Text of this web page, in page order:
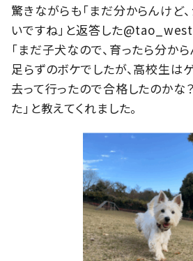
驚きながらも「まだ分からんけど
いですね」と返答した
「まだ子犬なので、育ったら分か
足らずのボケでしたが、高校生は
去って行ったので合格したのかな
た」と教えてくれました。